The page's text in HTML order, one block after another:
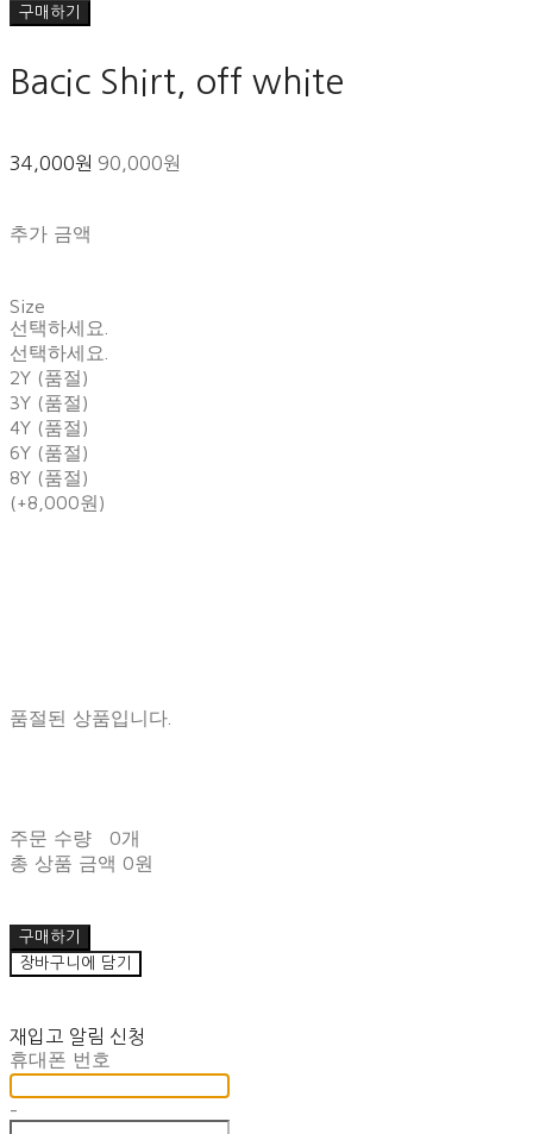
구매하기
Bacic Shirt, off white
34,000원 90,000원
추가 금액
Size
선택하세요.
선택하세요.
2Y (품절)
3Y (품절)
4Y (품절)
6Y (품절)
8Y (품절)
(+8,000원)
품절된 상품입니다.
주문 수량
0개
총 상품 금액 0원
구매하기
장바구니에 담기
재입고 알림 신청
휴대폰 번호
-